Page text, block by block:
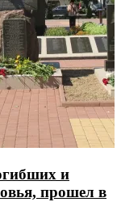
и
прошел в